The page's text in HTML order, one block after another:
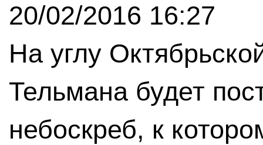
20/02/2016 16:27
На углу
Тельмана будет
небоскреб, к